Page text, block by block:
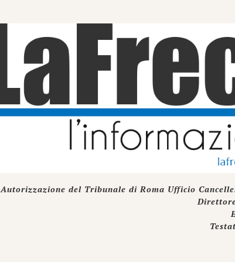
Autorizzazione del Tribunale di Roma Ufficio